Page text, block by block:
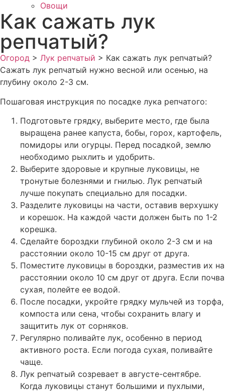
Овощи
Как сажать лук
репчатый?
Огород > Лук репчатый > Как сажать лук репчатый?
Сажать лук репчатый нужно весной или осенью, на
глубину около 2-3 см.
Пошаговая инструкция по посадке лука репчатого:
Подготовьте грядку, выберите место, где была
выращена ранее капуста, бобы, горох, картофель,
помидоры или огурцы. Перед посадкой, землю
необходимо рыхлить и удобрить.
Выберите здоровые и крупные луковицы, не
тронутые болезнями и гнилью. Лук репчатый
лучше покупать специально для посадки.
Разделите луковицы на части, оставив верхушку
и корешок. На каждой части должен быть по 1-2
корешка.
Сделайте бороздки глубиной около 2-3 см и на
расстоянии около 10-15 см друг от друга.
Поместите луковицы в бороздки, разместив их на
расстоянии около 10 см друг от друга. Если почва
сухая, полейте ее водой.
После посадки, укройте грядку мульчей из торфа,
компоста или сена, чтобы сохранить влагу и
защитить лук от сорняков.
Регулярно поливайте лук, особенно в период
активного роста. Если погода сухая, поливайте
чаще.
Лук репчатый созревает в августе-сентябре.
Когда луковицы станут большими и пухлыми,